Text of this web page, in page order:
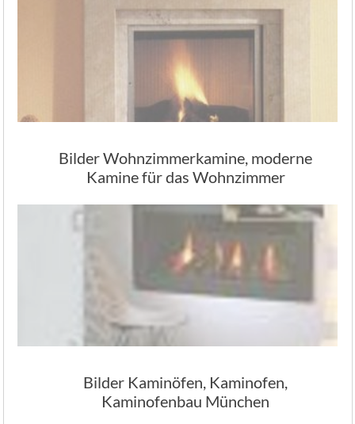
Bilder Wohnzimmerkamine, moderne
Kamine für das Wohnzimmer
Bilder Kaminöfen, Kaminofen,
Kaminofenbau München